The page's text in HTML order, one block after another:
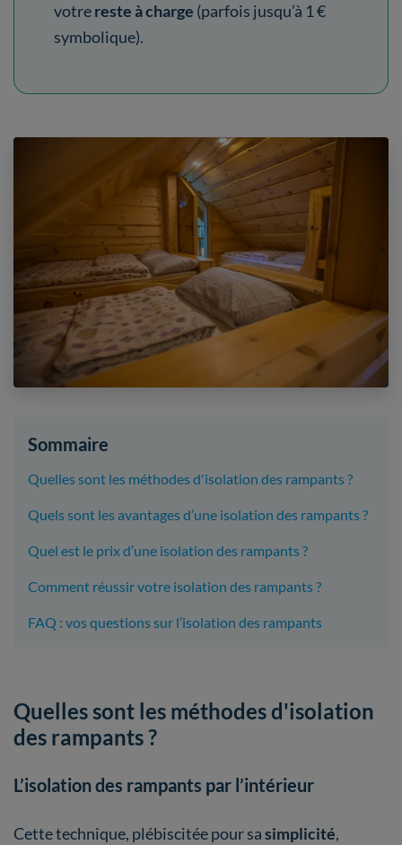
votrereste à charge (parfois jusqu’à 1 €
symbolique).
Sommaire
Quelles sont les méthodes d'isolation des rampants ?
Quels sont les avantages d’une isolation des rampants ?
Quel est le prix d’une isolation des rampants ?
Comment réussir votre isolation des rampants ?
FAQ : vos questions sur l’isolation des rampants
Quelles sont les méthodes d'isolation
des rampants ?
L’isolation des rampants par l’intérieur
Cette technique, plébiscitée pour sasimplicité,